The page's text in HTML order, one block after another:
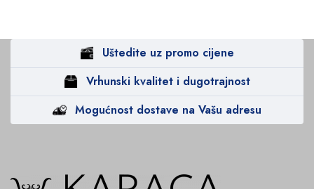
Uštedite uz promo cijene
Vrhunski kvalitet i dugotrajnost
Mogućnost dostave na Vašu adresu